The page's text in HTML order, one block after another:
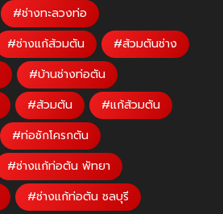
#ช่างทะลวงท่อ
#ช่างแก้ส้วมตัน
#ส้วมตันช่าง
#บ้านช่างท่อตัน
#ส้วมตัน
#แก้ส้วมตัน
#ท่อชักโครกตัน
#ช่างแก้ท่อตัน พัทยา
#ช่างแก้ท่อตัน ชลบุรี